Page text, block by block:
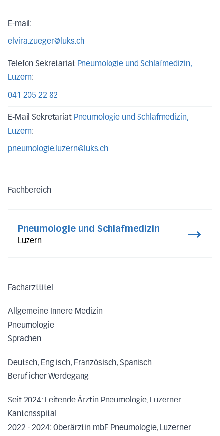
E-mail:
elvira.zueger@luks.ch
Telefon Sekretariat Pneumologie und Schlafmedizin,
Luzern:
041 205 22 82
E-Mail Sekretariat Pneumologie und Schlafmedizin,
Luzern:
pneumologie.luzern@luks.ch
Fachbereich
Pneumologie und Schlafmedizin
Luzern
Facharzttitel
Allgemeine Innere Medizin
Pneumologie
Sprachen
Deutsch, Englisch, Französisch, Spanisch
Beruflicher Werdegang
Seit 2024: Leitende Ärztin Pneumologie, Luzerner
Kantonsspital
2022 - 2024: Oberärztin mbF Pneumologie, Luzerner